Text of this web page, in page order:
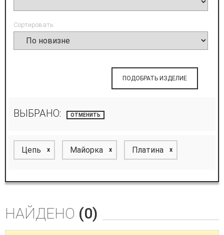
Сортировать:
ПОДОБРАТЬ ИЗДЕЛИЕ
ВЫБРАНО: ОТМЕНИТЬ
Цепь x Майорка x Платина x
НАЙДЕНО (0)